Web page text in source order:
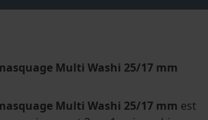
Multi Washi 25/17 mm
Multi Washi 25/17 mm est